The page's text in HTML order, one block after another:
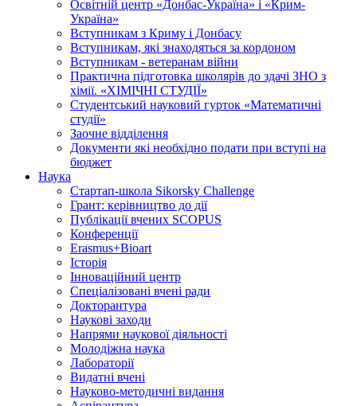
Освітній центр «Донбас-Україна» і «Крим-
Україна»
Вступникам з Криму і Донбасу
Вступникам, які знаходяться за кордоном
Вступникам - ветеранам війни
Практична підготовка школярів до здачі ЗНО з
хімії. «ХІМІЧНІ СТУДІЇ»
Студентський науковий гурток «Математичні
студії»
Заочне відділення
Документи які необхідно подати при вступі на
бюджет
Наука
Стартап-школа Sikorsky Challenge
Грант: керівництво до дії
Публікації вчених SCOPUS
Конференції
Erasmus+Bioart
Історія
Інноваційний центр
Спеціалізовані вчені ради
Докторантура
Наукові заходи
Напрями наукової діяльності
Молодіжна наука
Лабораторії
Видатні вчені
Науково-методичні видання